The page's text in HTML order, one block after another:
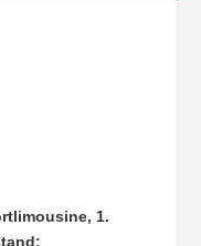
1.